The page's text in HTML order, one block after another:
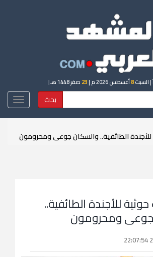
| السبت8أغسطس 2026 م | 23 صفر 1448 هـ |
بحث
الطائفية.. والسكان جوعى ومحرومون
للأجندة الطائفية..
ومحرومون